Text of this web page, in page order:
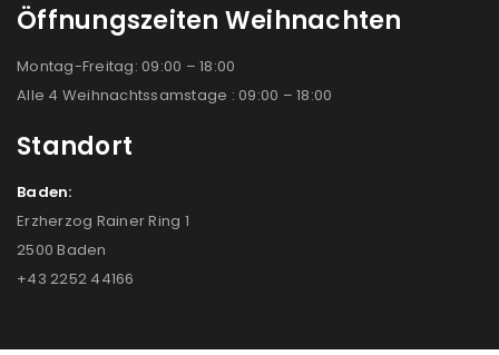
Öffnungszeiten Weihnachten
Montag-Freitag: 09:00 – 18:00
Alle 4 Weihnachtssamstage : 09:00 – 18:00
Standort
Baden:
Erzherzog Rainer Ring 1
2500 Baden
+43 2252 44166